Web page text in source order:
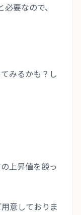
要なので、
みるかも？し
上昇値を競っ
意しておりま